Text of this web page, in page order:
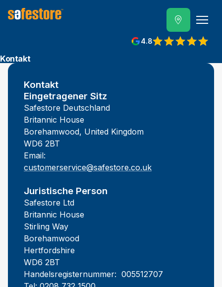
4.8
Kontakt
Kontakt
Eingetragener Sitz
Safestore Deutschland
Britannic House
Borehamwood, United Kingdom
WD6 2BT
Email:
customerservice@safestore.co.uk
Juristische Person
Safestore Ltd
Britannic House
Stirling Way
Borehamwood
Hertfordshire
WD6 2BT
Handelsregisternummer: 005512707